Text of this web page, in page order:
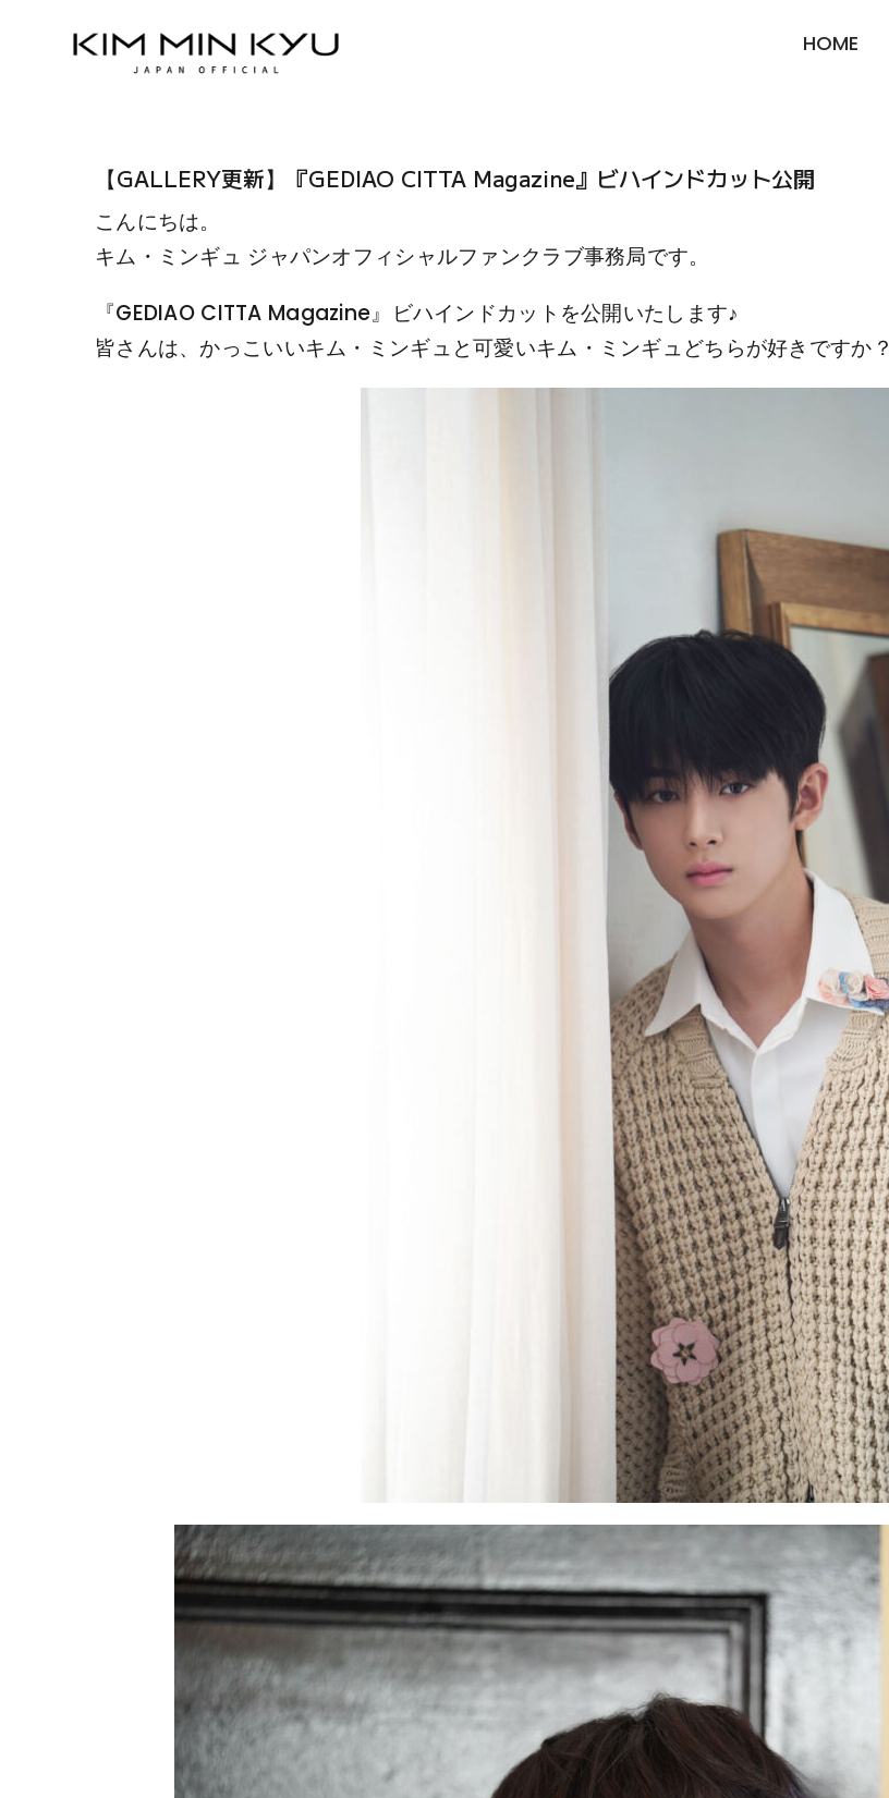
HOME
【GALLERY更新】『GEDIAO CITTA Magazine』ビハインドカット公開
こんにちは。
キム・ミンギュ ジャパンオフィシャルファンクラブ事務局です。
『GEDIAO CITTA Magazine』ビハインドカットを公開いたします♪
皆さんは、かっこいいキム・ミンギュと可愛いキム・ミンギュどちらが好きですか？